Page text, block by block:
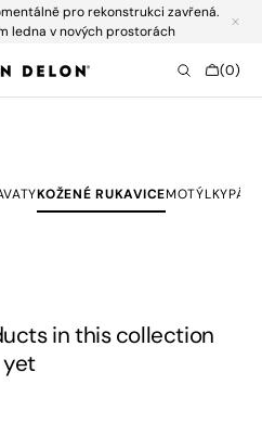
pro rekonstrukci zavřená.
ledna v nových prostorách
Cart
(0)
0
KOŽENÉ RUKAVICEMOTÝLKY
in this collection
yet